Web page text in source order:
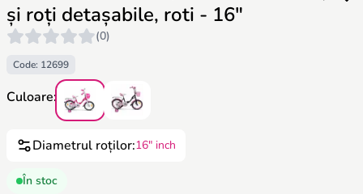
și roți detașabile, roti - 16"
(0)
Code: 12699
Culoare:
Diametrul roților:16″ inch
În stoc